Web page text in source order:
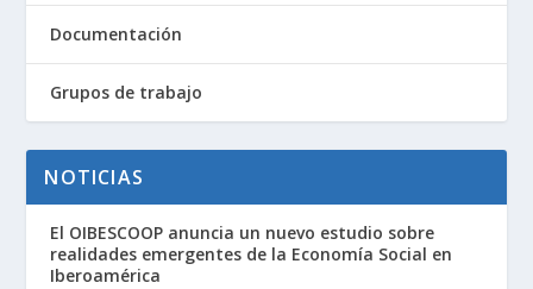
Documentación
Grupos de trabajo
NOTICIAS
El OIBESCOOP anuncia un nuevo estudio sobre
realidades emergentes de la Economía Social en
Iberoamérica